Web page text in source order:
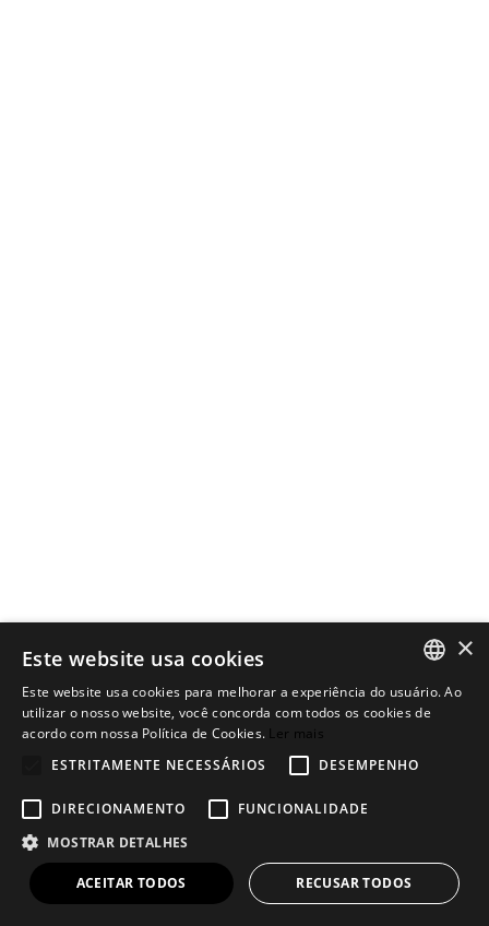
1997
PORTUGUESE
×
Este website usa cookies
Este website usa cookies para melhorar a experiência do usuário. Ao
utilizar o nosso website, você concorda com todos os cookies de
acordo com nossa Política de Cookies. Ler mais
ESTRITAMENTE NECESSÁRIOS
DESEMPENHO
DIRECIONAMENTO
FUNCIONALIDADE
MOSTRAR DETALHES
ACEITAR TODOS RECUSAR TODOS